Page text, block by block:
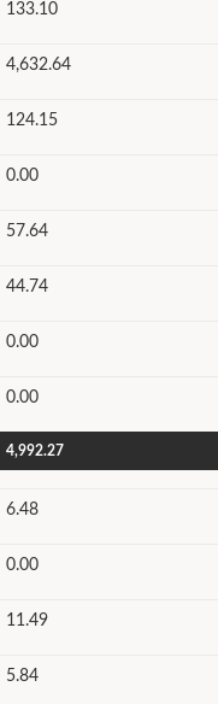
133.10
4,632.64
124.15
0.00
57.64
44.74
0.00
0.00
4,992.27
6.48
0.00
11.49
5.84